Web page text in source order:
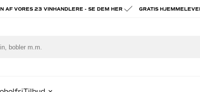
AF VORES 23 VINHANDLERE - SE DEM HER GRATIS